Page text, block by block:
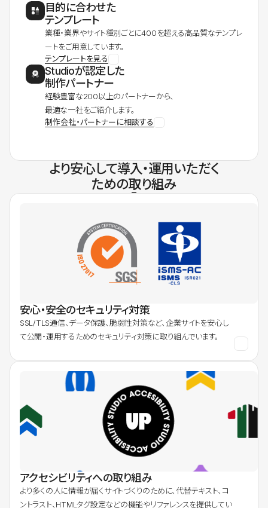
目的に合わせた
テンプレート
業種・業界やサイト種別ごとに400を超える高品質なテンプレ
ートをご用意しています。
テンプレートを見る
Studioが認定した
制作パートナー
経験豊富な200以上のパートナーから、
最適な一社をご紹介します。
制作会社・パートナーに相談する
より安心して導入・運用いただく
ための取り組み
安心・安全のセキュリティ対策
SSL/TLS通信、データ保護、脆弱性対策など、企業サイトを安心し
て公開・運用するためのセキュリティ対策に取り組んでいます。
アクセシビリティへの取り組み
より多くの人に情報が届くサイトづくりのために、代替テキスト、コ
ントラスト、HTMLタグ設定などの機能やリファレンスを提供してい